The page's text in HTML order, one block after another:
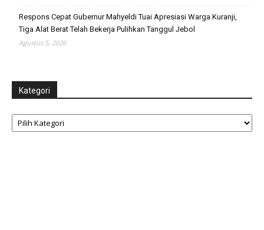
Respons Cepat Gubernur Mahyeldi Tuai Apresiasi Warga Kuranji,
Tiga Alat Berat Telah Bekerja Pulihkan Tanggul Jebol
Agustus 5, 2026
Kategori
Kategori